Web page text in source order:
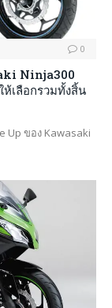
0
Ninja300
เลือกรวมทั้งสิ้น
Up ของ Kawasaki